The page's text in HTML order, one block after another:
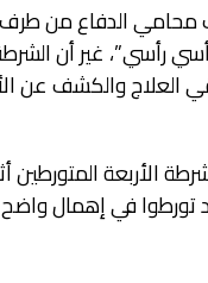
الدفاع من طرف
غير أن
والكشف عن
الأربعة
تورطوا في إهمال